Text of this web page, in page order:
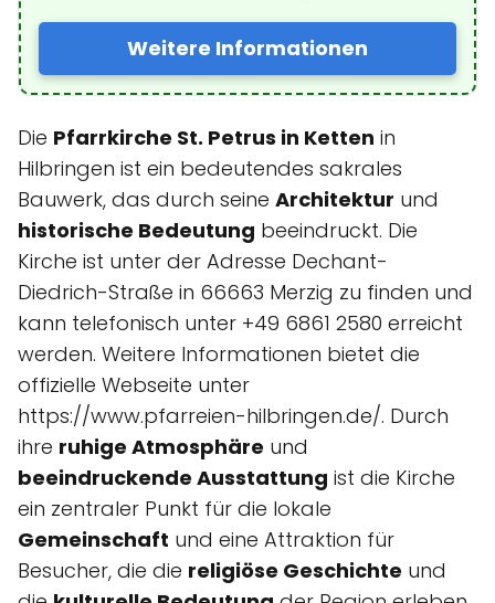
Weitere Informationen
Die Pfarrkirche St. Petrus in Ketten in
Hilbringen ist ein bedeutendes sakrales
Bauwerk, das durch seine Architektur und
historische Bedeutung beeindruckt. Die
Kirche ist unter der Adresse Dechant-
Diedrich-Straße in 66663 Merzig zu finden und
kann telefonisch unter +49 6861 2580 erreicht
werden. Weitere Informationen bietet die
offizielle Webseite unter
https://www.pfarreien-hilbringen.de/. Durch
ihre ruhige Atmosphäre und
beeindruckende Ausstattung ist die Kirche
ein zentraler Punkt für die lokale
Gemeinschaft und eine Attraktion für
Besucher, die die religiöse Geschichte und